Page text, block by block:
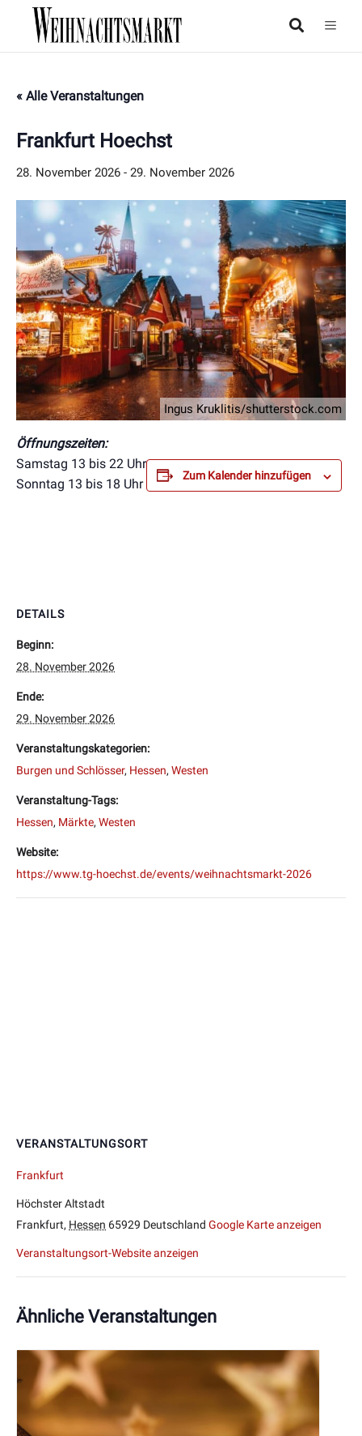
« Alle Veranstaltungen
Frankfurt Hoechst
28. November 2026 - 29. November 2026
Ingus Kruklitis/shutterstock.com
Öffnungszeiten:
Samstag 13 bis 22 Uhr
Sonntag 13 bis 18 Uhr
Zum Kalender hinzufügen
DETAILS
Beginn:
28. November 2026
Ende:
29. November 2026
Veranstaltungskategorien:
Burgen und Schlösser, Hessen, Westen
Veranstaltung-Tags:
Hessen, Märkte, Westen
Website:
https://www.tg-hoechst.de/events/weihnachtsmarkt-2026
VERANSTALTUNGSORT
Frankfurt
Höchster Altstadt
Frankfurt, Hessen 65929 Deutschland Google Karte anzeigen
Veranstaltungsort-Website anzeigen
Ähnliche Veranstaltungen